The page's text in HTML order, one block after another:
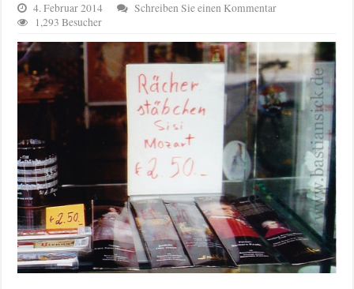
4. Februar 2014
Schreiben Sie einen Kommentar
1,293 Besucher